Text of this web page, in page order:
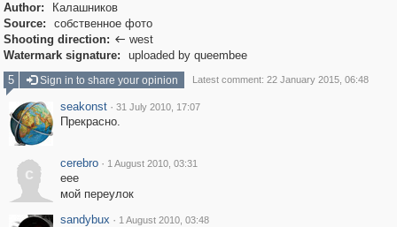
Author:
Калашников
Source:
собственное фото
Shooting direction:  west
Watermark signature:
uploaded by queembee
5
Sign in to share your opinion Latest comment: 22 January 2015, 06:48
seakonst · 31 July 2010, 17:07
Прекрасно.
c
cerebro · 1 August 2010, 03:31
еее
мой переулок
sandybux · 1 August 2010, 03:48